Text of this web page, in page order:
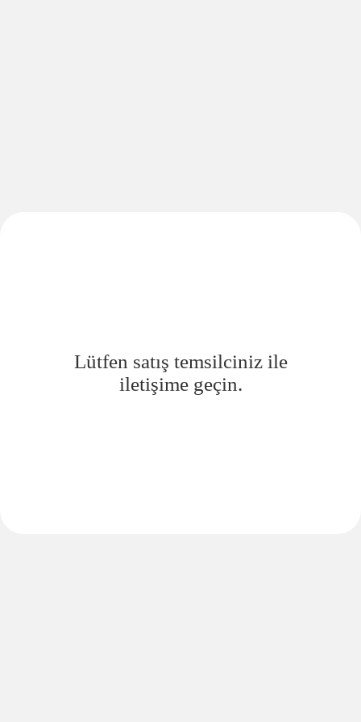
Lütfen satış temsilciniz ile
iletişime geçin.